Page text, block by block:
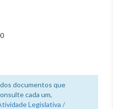
documentos que
cada um,
Legislativa /